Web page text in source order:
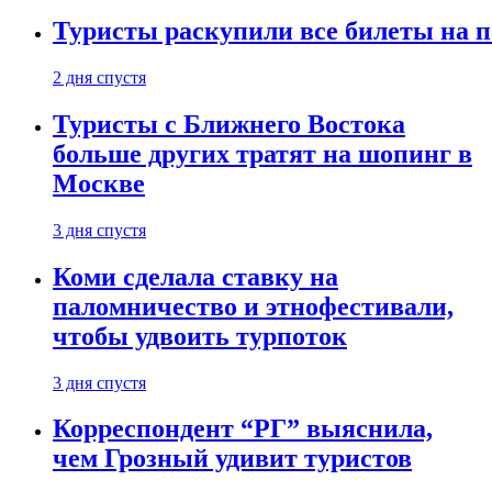
Туристы раскупили все билеты на
2 дня спустя
Туристы с Ближнего Востока
больше других тратят на шопинг в
Москве
3 дня спустя
Коми сделала ставку на
паломничество и этнофестивали,
чтобы удвоить турпоток
3 дня спустя
Корреспондент “РГ” выяснила,
чем Грозный удивит туристов